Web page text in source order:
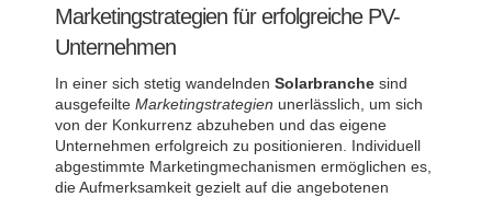
Marketingstrategien für erfolgreiche PV-
Unternehmen
In einer sich stetig wandelnden Solarbranche sind
ausgefeilte Marketingstrategien unerlässlich, um sich
von der Konkurrenz abzuheben und das eigene
Unternehmen erfolgreich zu positionieren. Individuell
abgestimmte Marketingmechanismen ermöglichen es,
die Aufmerksamkeit gezielt auf die angebotenen